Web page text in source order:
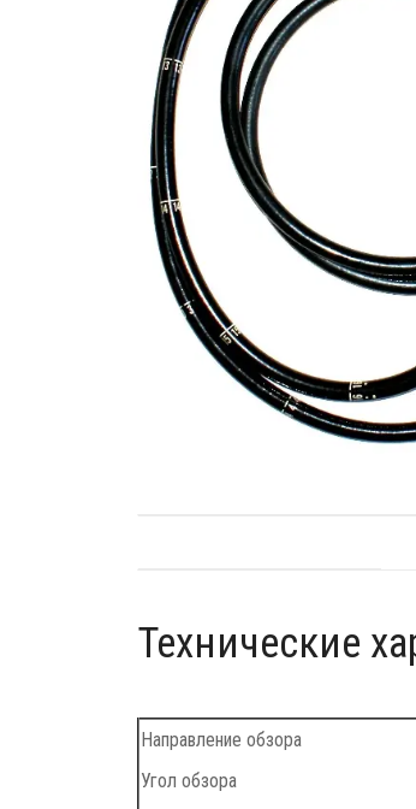
Технические
Направление обзора
Угол обзора